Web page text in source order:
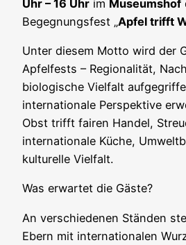
Uhr – 16 Uhr im Museumshof
Begegnungsfest „Apfel trifft
Unter diesem Motto wird der
Apfelfests – Regionalität,
biologische Vielfalt
internationale Perspektive
Obst trifft fairen Handel,
internationale Küche,
kulturelle Vielfalt.
Was erwartet die Gäste?
An verschiedenen Ständen
Ebern mit internationalen